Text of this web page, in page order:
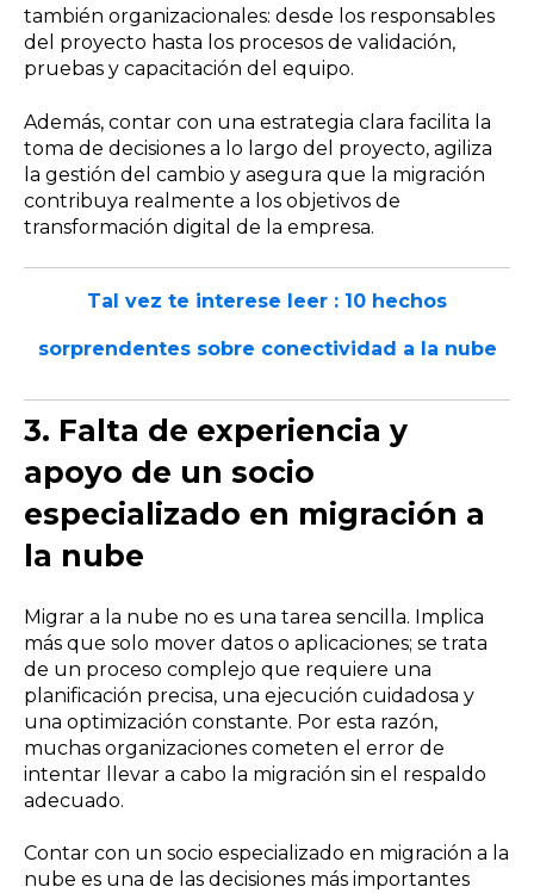
también organizacionales: desde los responsables
del proyecto hasta los procesos de validación,
pruebas y capacitación del equipo.
Además, contar con una estrategia clara facilita la
toma de decisiones a lo largo del proyecto, agiliza
la gestión del cambio y asegura que la migración
contribuya realmente a los objetivos de
transformación digital de la empresa.
Tal vez te interese leer : 10 hechos
sorprendentes sobre conectividad a la nube
3. Falta de experiencia y
apoyo de un socio
especializado en migración a
la nube
Migrar a la nube no es una tarea sencilla. Implica
más que solo mover datos o aplicaciones; se trata
de un proceso complejo que requiere una
planificación precisa, una ejecución cuidadosa y
una optimización constante. Por esta razón,
muchas organizaciones cometen el error de
intentar llevar a cabo la migración sin el respaldo
adecuado.
Contar con un socio especializado en migración a la
nube es una de las decisiones más importantes